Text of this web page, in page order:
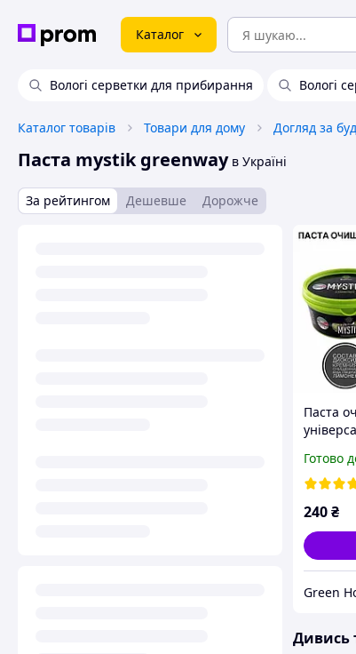
Каталог
Вологі серветки для прибирання Вологі
Каталог товарів Товари для дому Догляд за
Паста mystik greenwayв Україні
За рейтингом Дешевше Дорожче
Паста
200 г
Готово
240₴
Дивись